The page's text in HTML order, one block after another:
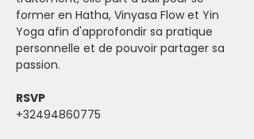
former en Hatha, Vinyasa Flow et Yin
Yoga afin d'approfondir sa pratique
personnelle et de pouvoir partager sa
passion.
RSVP
+32494860775